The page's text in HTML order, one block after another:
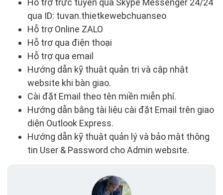
Hỗ trợ trực tuyến qua Skype Messenger 24/24
qua ID: tuvan.thietkewebchuanseo
Hỗ trợ Online ZALO
Hỗ trợ qua điện thoại
Hỗ trợ qua email
Hướng dẫn kỹ thuật quản trị và cập nhật
website khi bàn giao.
Cài đặt Email theo tên miền miễn phí.
Hướng dẫn bằng tài liệu cài đặt Email trên giao
diện Outlook Express.
Hướng dẫn kỹ thuật quản lý và bảo mật thông
tin User & Password cho Admin website.